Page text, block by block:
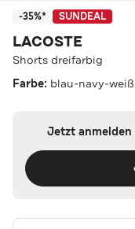
-35%* SUNDEAL
LACOSTE
Shorts dreifarbig
Farbe: blau-navy-weiß
Jetzt anmelden